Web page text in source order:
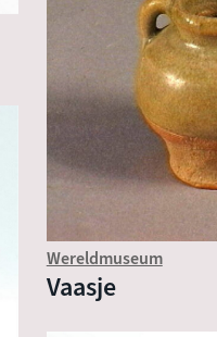
Wereldmuseum
Vaasje